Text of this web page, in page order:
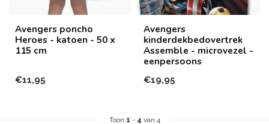
Avengers poncho
Heroes - katoen - 50 x
115 cm
€11,95
Avengers
kinderdekbedovertrek
Assemble - microvezel -
eenpersoons
€19,95
Toon 1 - 4 van 4